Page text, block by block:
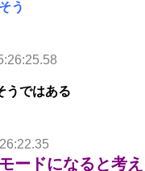
う
うではある
ードになると考